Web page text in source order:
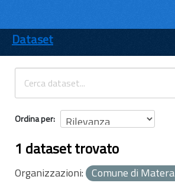
ENTI
TEMI
INFORMAZIONI
Dataset
Ordina per
1 dataset trovato
Organizzazioni: Comune di Matera